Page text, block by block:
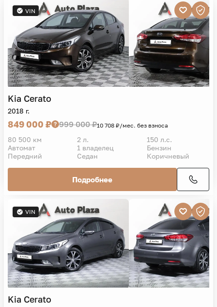
VIN
Kia Cerato
2018 г.
849 000 ₽ 999 000 ₽10 708 ₽/мес. без взноса
80 500 км 2 л.
150 л.с.
Автомат
1 владелец
Бензин
Передний
Седан Коричневый
Подробнее
VIN
Kia Cerato